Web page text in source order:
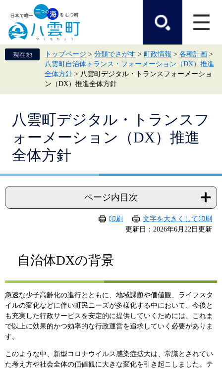
頭
で
飛
ば
文
トップページ > 分類でさがす > 町政情報 > 各種計画 >
八雲町自治体トランス・フォーメーション（DX）推進
全体方針 > 八雲町デジタル・トランスフォーメーショ
ン（DX）推進全体方針
八雲町デジタル・トランスフ
ォーメーション（DX）推進
全体方針
ページ内目次
印刷
文字を大きくして印刷
更新日：2026年6月22日更新
自治体DXの背景
急速な少子高齢化の進行とともに、地域課題や価値観、ライフスタ
イルの変化などに伴い町民ニーズが多様化する中において、今後と
も充実した行政サービスを安定的に提供していくためには、これま
で以上に効果的かつ効率的な行政運営を追求していく必要がありま
す。
このような中、新型コロナウイルス感染症拡大は、常識とされてい
た考え方や社会全体の価値観に大きな変化を引き起こしました。テ